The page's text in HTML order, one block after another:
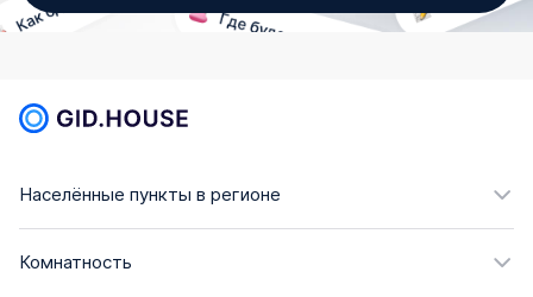
Населённые пункты в регионе
Комнатность